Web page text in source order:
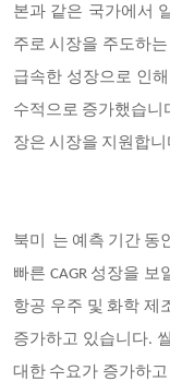
본과 같은 국가에서
주로 시장을 주도하
급속한 성장으로 인
수적으로 증가했습니
장은 시장을 지원합니
북미 는 예측 기간 동
빠른 CAGR 성장을
항공 우주 및 화학 제
증가하고 있습니다.
대한 수요가 증가하